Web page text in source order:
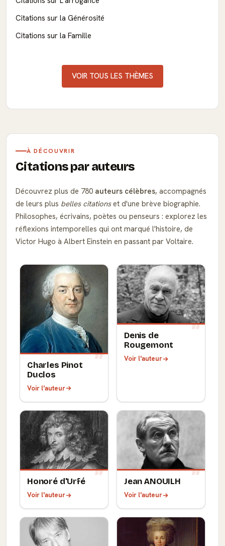
Citations sur la Générosité
Citations sur la Famille
VOIR TOUS LES THÈMES
À DÉCOUVRIR
Citations par auteurs
Découvrez plus de 780 auteurs célèbres, accompagnés
de leurs plus belles citationset d'une brève biographie.
Philosophes, écrivains, poètes ou penseurs : explorez les
réflexions intemporelles qui ont marqué l'histoire, de
Victor Hugo à Albert Einstein en passant par Voltaire.
Charles Pinot
Duclos
Voir l'auteur
Denis de
Rougemont
Voir l'auteur
Honoré d'Urfé
Voir l'auteur
Jean ANOUILH
Voir l'auteur